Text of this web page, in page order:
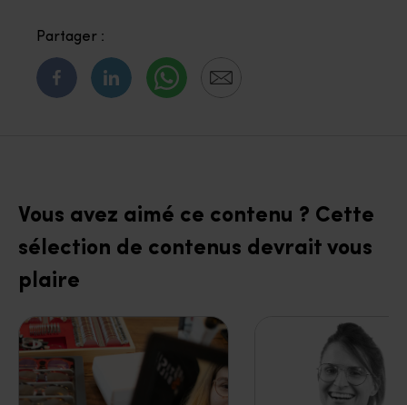
Partager :
Vous avez aimé ce contenu ? Cette
sélection de contenus devrait vous
plaire